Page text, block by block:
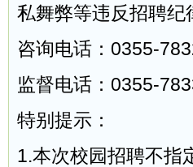
私舞弊等违反招聘纪
咨询电话：0355-
监督电话：0355-
特别提示：
1.本次校园招聘不指